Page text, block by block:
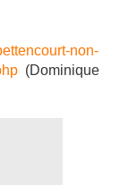
non-
(Dominique